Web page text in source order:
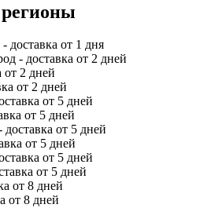
доставка от 1 дня
- доставка от 2 дней
от 2 дней
от 2 дней
от 5 дней
от 5 дней
от 5 дней
от 5 дней
от 5 дней
от 5 дней
от 8 дней
от 8 дней